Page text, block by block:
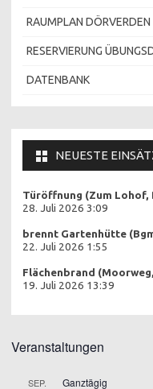
RAUMPLAN DÖRVERDEN
RESERVIERUNG
DATENBANK
NEUESTE
Türöffnung (Zum Lohof,
28. Juli 2026 3:09
brennt Gartenhütte
22. Juli 2026 1:55
Flächenbrand
19. Juli 2026 13:39
Veranstaltungen
SEP. Ganztägig